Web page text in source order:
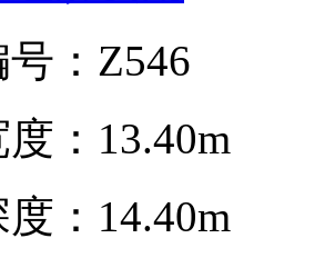
号：Z546
：13.40m
：14.40m